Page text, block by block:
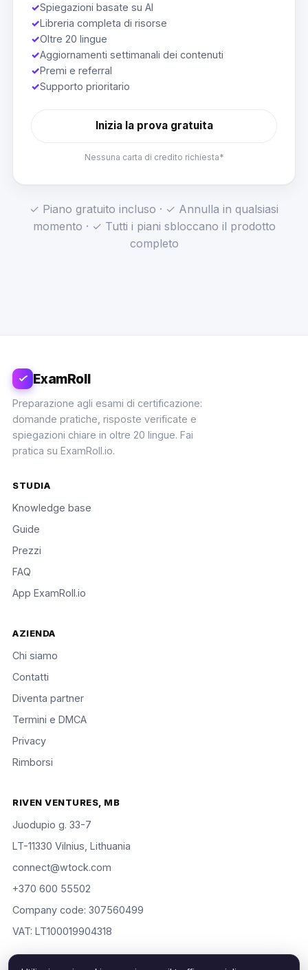
✓Spiegazioni basate su AI
✓Libreria completa di risorse
✓Oltre 20 lingue
✓Aggiornamenti settimanali dei contenuti
✓Premi e referral
✓Supporto prioritario
Inizia la prova gratuita
Nessuna carta di credito richiesta*
✓ Piano gratuito incluso · ✓ Annulla in qualsiasi
momento · ✓ Tutti i piani sbloccano il prodotto
completo
ExamRoll
Preparazione agli esami di certificazione:
domande pratiche, risposte verificate e
spiegazioni chiare in oltre 20 lingue. Fai
pratica su ExamRoll.io.
STUDIA
Knowledge base
Guide
Prezzi
FAQ
App ExamRoll.io
AZIENDA
Chi siamo
Contatti
Diventa partner
Termini e DMCA
Privacy
Rimborsi
RIVEN VENTURES, MB
Juodupio g. 33-7
LT-11330 Vilnius, Lithuania
connect@wtock.com
+370 600 55502
Company code: 307560499
VAT: LT100019904318